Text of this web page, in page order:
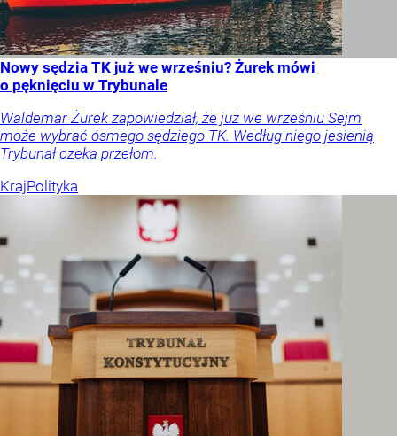
Nowy sędzia TK już we wrześniu? Żurek mówi
o pęknięciu w Trybunale
Waldemar Żurek zapowiedział, że już we wrześniu Sejm
może wybrać ósmego sędziego TK. Według niego jesienią
Trybunał czeka przełom.
KrajPolityka